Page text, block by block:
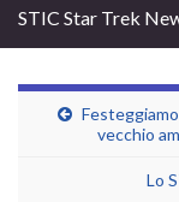
STIC Star Trek
vecchio
Lo